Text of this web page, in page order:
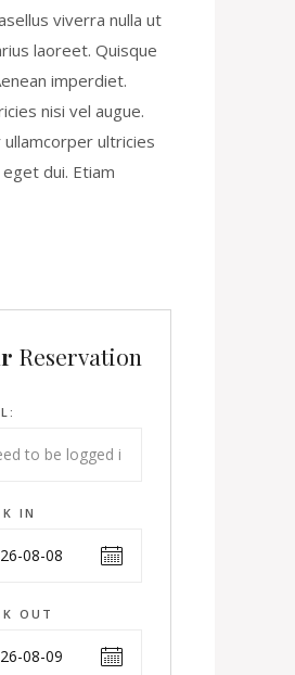
viverra nulla ut
laoreet. Quisque
imperdiet.
nisi vel augue.
ullamcorper ultricies
eget dui. Etiam
Reservation
IN
OUT